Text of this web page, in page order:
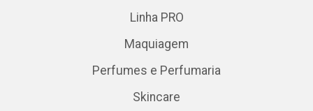
Linha PRO
Maquiagem
Perfumes e Perfumaria
Skincare